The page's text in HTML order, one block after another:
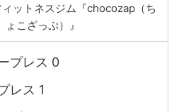
ットネスジム『chocozap（ち
ょこざっぷ）』
プレス 0
レス 1